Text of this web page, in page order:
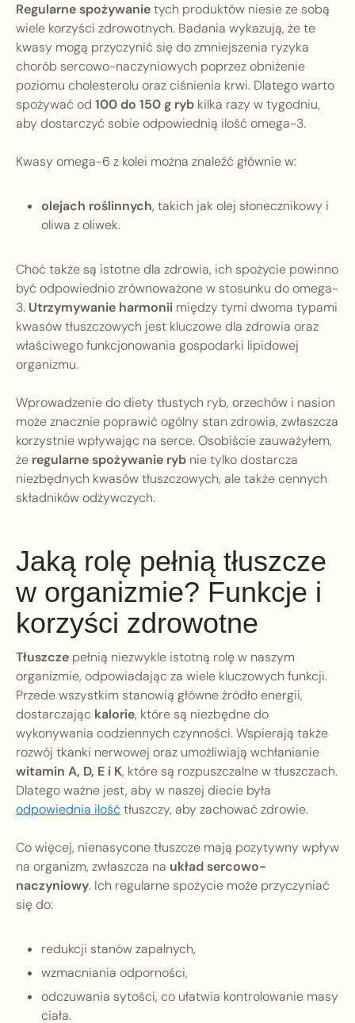
Regularne spożywanietych produktów niesie ze sobą
wiele korzyści zdrowotnych. Badania wykazują, że te
kwasy mogą przyczynić się do zmniejszenia ryzyka
chorób sercowo-naczyniowych poprzez obniżenie
poziomu cholesterolu oraz ciśnienia krwi. Dlatego warto
spożywać od 100 do 150 g ryb kilka razy w tygodniu,
aby dostarczyć sobie odpowiednią ilość omega-3.
Kwasy omega-6 z kolei można znaleźć głównie w:
olejach roślinnych, takich jak olej słonecznikowy i
oliwa z oliwek.
Choć także są istotne dla zdrowia, ich spożycie powinno
być odpowiednio zrównoważone w stosunku do omega-
3. Utrzymywanie harmonii między tymi dwoma typami
kwasów tłuszczowych jest kluczowe dla zdrowia oraz
właściwego funkcjonowania gospodarki lipidowej
organizmu.
Wprowadzenie do diety tłustych ryb, orzechów i nasion
może znacznie poprawić ogólny stan zdrowia, zwłaszcza
korzystnie wpływając na serce. Osobiście zauważyłem,
że regularne spożywanie ryb nie tylko dostarcza
niezbędnych kwasów tłuszczowych, ale także cennych
składników odżywczych.
Jaką rolę pełnią tłuszcze
w organizmie? Funkcje i
korzyści zdrowotne
Tłuszcze pełnią niezwykle istotną rolę w naszym
organizmie, odpowiadając za wiele kluczowych funkcji.
Przede wszystkim stanowią główne źródło energii,
dostarczając kalorie, które są niezbędne do
wykonywania codziennych czynności. Wspierają także
rozwój tkanki nerwowej oraz umożliwiają wchłanianie
witamin A, D, E i K, które są rozpuszczalne w tłuszczach.
Dlatego ważne jest, aby w naszej diecie była
odpowiednia ilość tłuszczy, aby zachować zdrowie.
Co więcej, nienasycone tłuszcze mają pozytywny wpływ
na organizm, zwłaszcza na układ sercowo-
naczyniowy. Ich regularne spożycie może przyczyniać
się do:
redukcji stanów zapalnych,
wzmacniania odporności,
odczuwania sytości, co ułatwia kontrolowanie masy
ciała.